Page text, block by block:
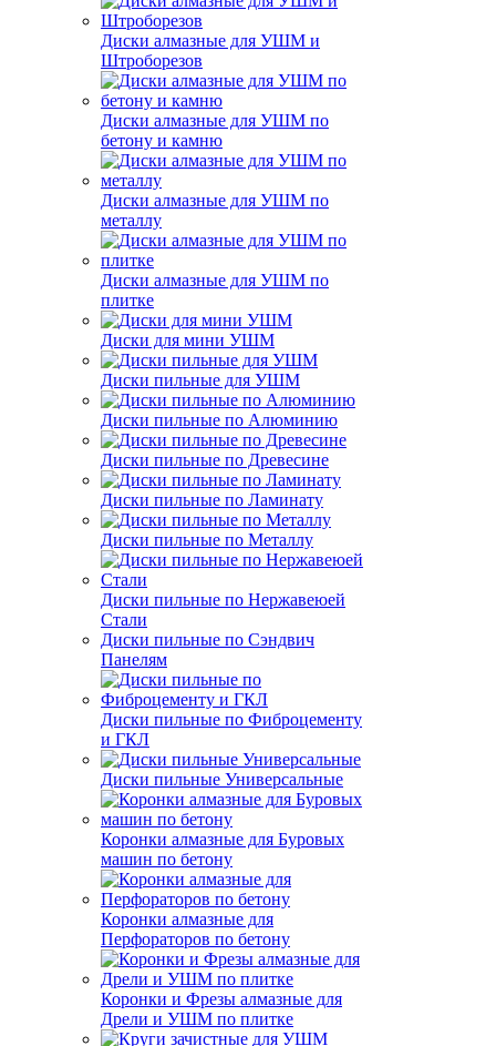
Диски алмазные для УШМ и
Штроборезов
Диски алмазные для УШМ по
бетону и камню
Диски алмазные для УШМ по
металлу
Диски алмазные для УШМ по
плитке
Диски для мини УШМ
Диски пильные для УШМ
Диски пильные по Алюминию
Диски пильные по Древесине
Диски пильные по Ламинату
Диски пильные по Металлу
Диски пильные по Нержавеюей
Стали
Диски пильные по Сэндвич
Панелям
Диски пильные по Фиброцементу
и ГКЛ
Диски пильные Универсальные
Коронки алмазные для Буровых
машин по бетону
Коронки алмазные для
Перфораторов по бетону
Коронки и Фрезы алмазные для
Дрели и УШМ по плитке